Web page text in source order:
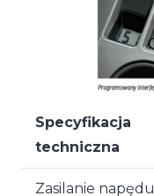
Specyfikacja
techniczna
Zasilanie napędu